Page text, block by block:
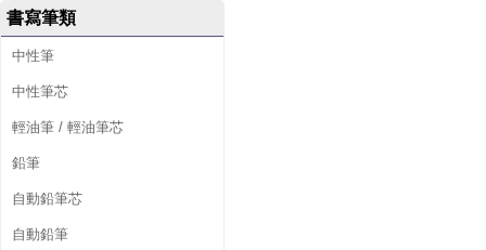
書寫筆類
中性筆
中性筆芯
輕油筆 / 輕油筆芯
鉛筆
自動鉛筆芯
自動鉛筆